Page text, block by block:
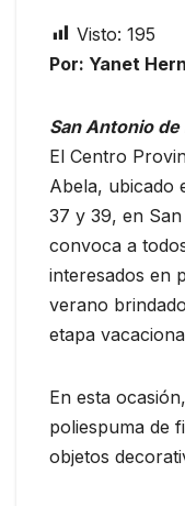
Visto: 195
Por: Yanet
San Antonio
El Centro
Abela, ubicado
37 y 39, en
convoca a
interesados en
verano
etapa
En esta
poliespuma de
objetos